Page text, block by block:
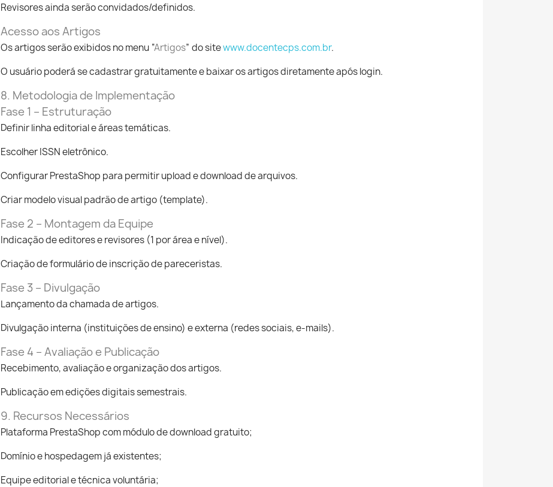
Revisores ainda serão convidados/definidos.
Acesso aos Artigos
Os artigos serão exibidos no menu “Artigos” do sitewww.docentecps.com.br.
O usuário poderá se cadastrar gratuitamente e baixar os artigos diretamente após login.
8. Metodologia de Implementação
Fase 1 – Estruturação
Definir linha editorial e áreas temáticas.
Escolher ISSN eletrônico.
Configurar PrestaShop para permitir upload e download de arquivos.
Criar modelo visual padrão de artigo (template).
Fase 2 – Montagem da Equipe
Indicação de editores e revisores (1 por área e nível).
Criação de formulário de inscrição de pareceristas.
Fase 3 – Divulgação
Lançamento da chamada de artigos.
Divulgação interna (instituições de ensino) e externa (redes sociais, e-mails).
Fase 4 – Avaliação e Publicação
Recebimento, avaliação e organização dos artigos.
Publicação em edições digitais semestrais.
9. Recursos Necessários
Plataforma PrestaShop com módulo de download gratuito;
Domínio e hospedagem já existentes;
Equipe editorial e técnica voluntária;